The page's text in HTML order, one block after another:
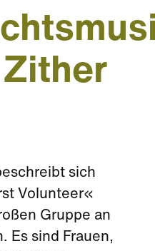
sich
Volunteer«
Gruppe an
Es sind Frauen,